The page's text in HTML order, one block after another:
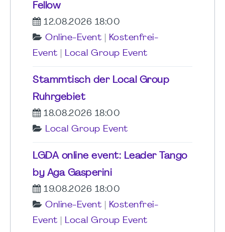
Fellow
12.08.2026 18:00
Online-Event
Kostenfrei-
Event
Local Group Event
Stammtisch der Local Group
Ruhrgebiet
18.08.2026 18:00
Local Group Event
LGDA online event: Leader Tango
by Aga Gasperini
19.08.2026 18:00
Online-Event
Kostenfrei-
Event
Local Group Event